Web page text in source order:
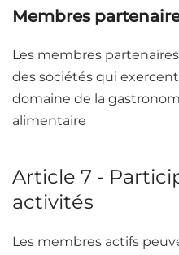
Membres
Les membres
des sociétés qui
domaine de la
alimentaire
Article 7 -
activités
Les membres actifs